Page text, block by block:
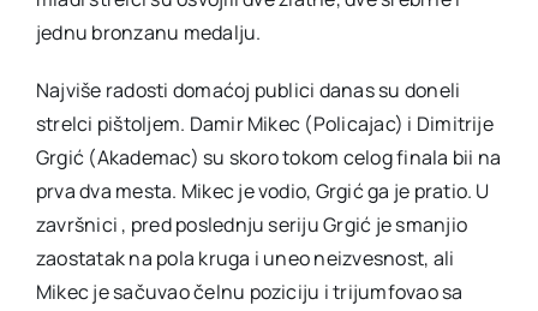
jednu bronzanu medalju.
Najviše radosti domaćoj publici danas su doneli
strelci pištoljem. Damir Mikec (Policajac) i Dimitrije
Grgić (Akademac) su skoro tokom celog finala bii na
prva dva mesta. Mikec je vodio, Grgić ga je pratio. U
završnici , pred poslednju seriju Grgić je smanjio
zaostatak na pola kruga i uneo neizvesnost, ali
Mikec je sačuvao čelnu poziciju i trijumfovao sa